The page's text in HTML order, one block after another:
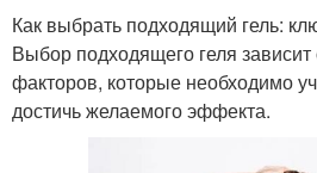
Как выбрать подходящий гель:
Выбор подходящего геля зависит
факторов, которые необходимо
достичь желаемого эффекта.